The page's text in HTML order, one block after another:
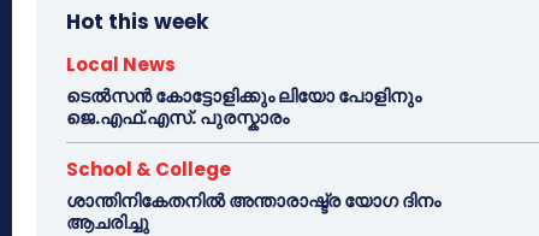
Hot this week
Local News
ടെൽസൻ കോട്ടോളിക്കും ലിയോ പോളിനും
ജെ.എഫ്.എസ്. പുരസ്കാരം
School & College
ശാന്തിനികേതനിൽ അന്താരാഷ്ട്ര യോഗ ദിനം
ആചരിച്ചു